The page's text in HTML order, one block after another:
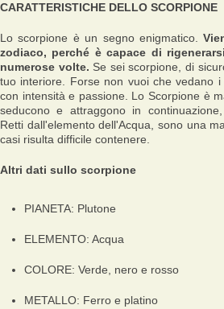
CARATTERISTICHE DELLO SCORPIONE
Lo scorpione è un segno enigmatico.
zodiaco, perché è capace di
numerose volte. Se sei scorpione, di
tuo interiore. Forse non vuoi che vedano
con intensità e passione. Lo Scorpione è
seducono e attraggono in
Retti dall'elemento dell'Acqua, sono una
casi risulta difficile contenere.
Altri dati sullo scorpione
PIANETA: Plutone
ELEMENTO: Acqua
COLORE: Verde, nero e rosso
METALLO: Ferro e platino